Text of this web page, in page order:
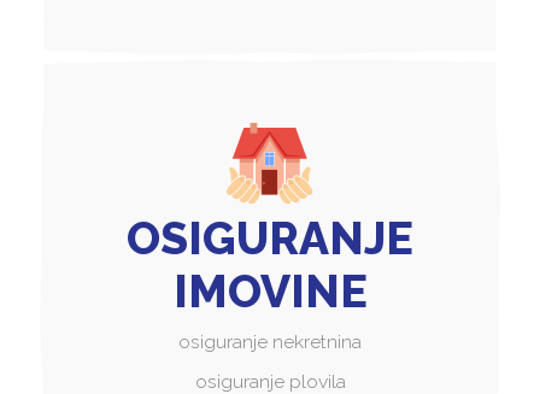
OSIGURANJE
IMOVINE
osiguranje nekretnina
osiguranje plovila